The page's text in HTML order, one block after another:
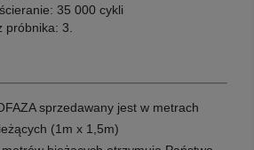
35 000 cykli
próbnika: 3.
sprzedawany jest w metrach
(1m x 1,5m)